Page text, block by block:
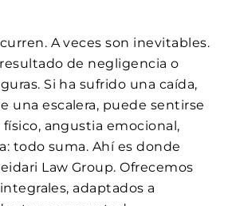
A veces son inevitables.
de negligencia o
Si ha sufrido una caída,
una escalera, puede sentirse
angustia emocional,
todo suma. Ahí es donde
Law Group. Ofrecemos
adaptados a